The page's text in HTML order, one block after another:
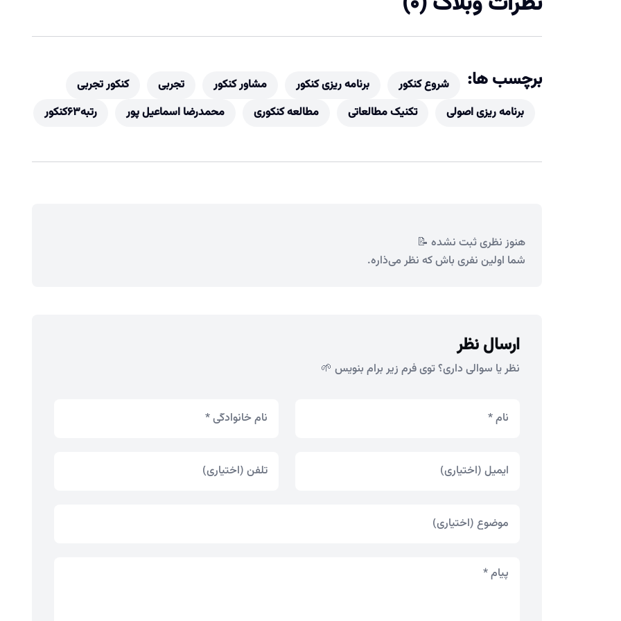
برچسب ها: شروع کنکور برنامه ریزی کنکور مشاور کنکور تجربی
کنکور تجربی
برنامه ریزی اصولی
تکنیک مطالعاتی مطالعه کنکوری محمدرضا اسماعیل پور رتبه63کنکور
هنوز نظری ثبت نشده 📝
شما اولین نفری باش که نظر می‌ذاره.
ارسال نظر
نظر یا سوالی داری؟ توی فرم زیر برام بنویس 🌱